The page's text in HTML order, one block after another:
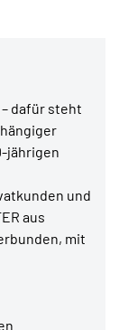
dafür steht
jährigen
und
aus
mit